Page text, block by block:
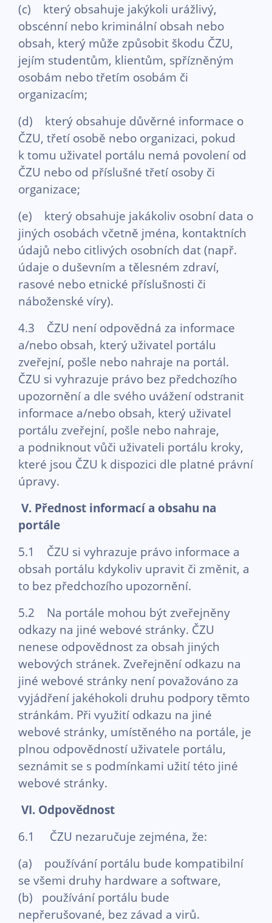
(c) který obsahuje jakýkoli urážlivý,
obscénní nebo kriminální obsah nebo
obsah, který může způsobit škodu ČZU,
jejím studentům, klientům, spřízněným
osobám nebo třetím osobám či
organizacím;
(d) který obsahuje důvěrné informace o
ČZU, třetí osobě nebo organizaci, pokud
k tomu uživatel portálu nemá povolení od
ČZU nebo od příslušné třetí osoby či
organizace;
(e) který obsahuje jakákoliv osobní data o
jiných osobách včetně jména, kontaktních
údajů nebo citlivých osobních dat (např.
údaje o duševním a tělesném zdraví,
rasové nebo etnické příslušnosti či
náboženské víry).
4.3 ČZU není odpovědná za informace
a/nebo obsah, který uživatel portálu
zveřejní, pošle nebo nahraje na portál.
ČZU si vyhrazuje právo bez předchozího
upozornění a dle svého uvážení odstranit
informace a/nebo obsah, který uživatel
portálu zveřejní, pošle nebo nahraje,
a podniknout vůči uživateli portálu kroky,
které jsou ČZU k dispozici dle platné právní
úpravy.
V. Přednost informací a obsahu na
portále
5.1 ČZU si vyhrazuje právo informace a
obsah portálu kdykoliv upravit či změnit, a
to bez předchozího upozornění.
5.2 Na portále mohou být zveřejněny
odkazy na jiné webové stránky. ČZU
nenese odpovědnost za obsah jiných
webových stránek. Zveřejnění odkazu na
jiné webové stránky není považováno za
vyjádření jakéhokoli druhu podpory těmto
stránkám. Při využití odkazu na jiné
webové stránky, umístěného na portále, je
plnou odpovědností uživatele portálu,
seznámit se s podmínkami užití této jiné
webové stránky.
VI. Odpovědnost
6.1 ČZU nezaručuje zejména, že:
(a) používání portálu bude kompatibilní
se všemi druhy hardware a software,
(b) používání portálu bude
nepřerušované, bez závad a virů.